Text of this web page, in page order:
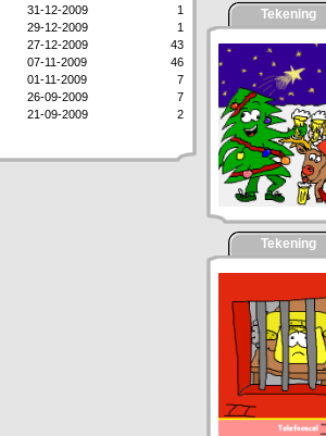
31-12-2009
1
29-12-2009
1
27-12-2009
43
07-11-2009
46
01-11-2009
7
26-09-2009
7
21-09-2009 2
Tekening
Tekening